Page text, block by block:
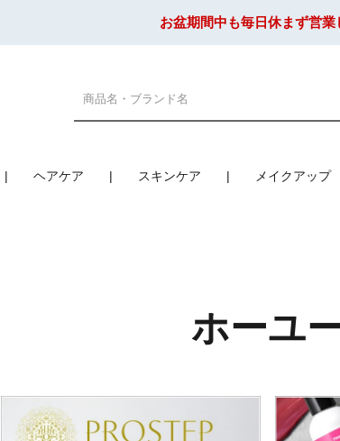
お盆期間中も毎日休まず営業
ヘアケア スキンケア メイクアップ
ホーユ